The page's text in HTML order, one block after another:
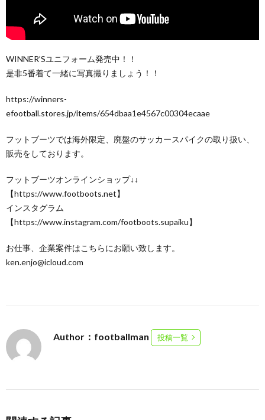
WINNER’Sユニフォーム発売中！！
是非5番着て一緒に写真撮りましょう！！
https://winners-
efootball.stores.jp/items/654dbaa1e4567c00304ecaae
フットブーツでは海外限定、廃盤のサッカースパイクの取り扱い、
販売をしております。
フットブーツオンラインショップ↓↓
【https://www.footboots.net】
インスタグラム
【https://www.instagram.com/footboots.supaiku】
お仕事、企業案件はこちらにお願い致します。
ken.enjo@icloud.com
Author：footballman 投稿一覧